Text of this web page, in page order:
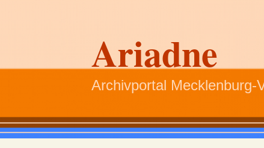
Ariadne
Archivportal Mecklenburg-